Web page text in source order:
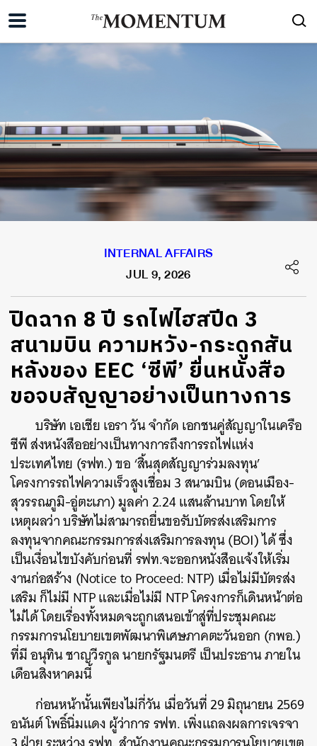
INTERNAL AFFAIRS
JUL 9, 2026
ปิดฉาก 8 ปี รถไฟไฮสปีด 3
สนามบิน ความหวัง-กระดูกสัน
หลังของ EEC ‘ซีพี’ ยื่นหนังสือ
ขอจบสัญญาอย่างเป็นทางการ
บริษัท เอเชีย เอรา วัน จำกัด เอกชนคู่สัญญาในเครือ
ซีพี ส่งหนังสืออย่างเป็นทางการถึงการรถไฟแห่ง
ประเทศไทย (รฟท.) ขอ ‘สิ้นสุดสัญญาร่วมลงทุน’
โครงการรถไฟความเร็วสูงเชื่อม 3 สนามบิน (ดอนเมือง-
สุวรรณภูมิ-อู่ตะเภา) มูลค่า 2.24 แสนล้านบาท โดยให้
เหตุผลว่า บริษัทไม่สามารถยื่นขอรับบัตรส่งเสริมการ
ลงทุนจากคณะกรรมการส่งเสริมการลงทุน (BOI) ได้ ซึ่ง
เป็นเงื่อนไขบังคับก่อนที่ รฟท.จะออกหนังสือแจ้งให้เริ่ม
งานก่อสร้าง (Notice to Proceed: NTP) เมื่อไม่มีบัตรส่ง
เสริม ก็ไม่มี NTP และเมื่อไม่มี NTP โครงการก็เดินหน้าต่อ
ไม่ได้ โดยเรื่องทั้งหมดจะถูกเสนอเข้าสู่ที่ประชุมคณะ
กรรมการนโยบายเขตพัฒนาพิเศษภาคตะวันออก (กพอ.)
ที่มี อนุทิน ชาญวีรกูล นายกรัฐมนตรี เป็นประธาน ภายใน
เดือนสิงหาคมนี้
ก่อนหน้านั้นเพียงไม่กี่วัน เมื่อวันที่ 29 มิถุนายน 2569
อนันต์ โพธิ์นิ่มแดง ผู้ว่าการ รฟท. เพิ่งแถลงผลการเจรจา